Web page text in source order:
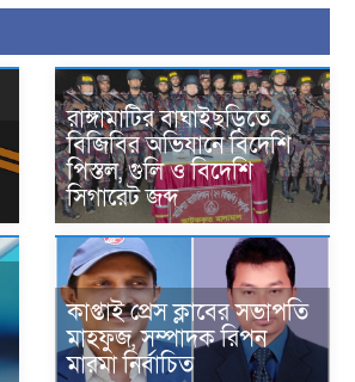
রাঙ্গামাটির বাঘাইছড়িতে
বিজিবির অভিযানে বিদেশি
পিস্তল, গুলি ও বিদেশি
সিগারেট জব্দ
কাপ্তাই প্রেস ক্লাবের সভাপতি
মাহফুজ, সম্পাদক রিপন
মারমা নির্বাচিত